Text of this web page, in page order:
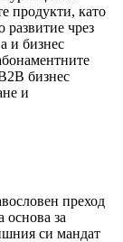
продукти, като
развитие чрез
и бизнес
бизнес
и
преход
основа за
си мандат